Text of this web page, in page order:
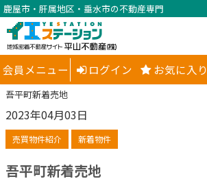
鹿屋市・肝属地区・垂水市の不動産専門
会員メニュー ログイン お気に入り
吾平町新着売地
2023年04月03日
売買物件紹介 新着物件
吾平町新着売地